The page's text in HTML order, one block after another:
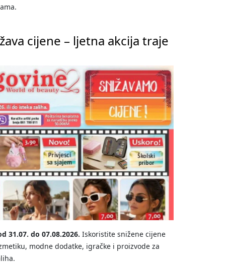
cijene – ljetna akcija traje
31.07. do 07.08.2026. Iskoristite snižene cijene
modne dodatke, igračke i proizvode za